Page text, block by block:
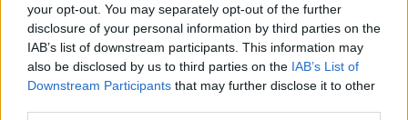
your opt-out. You may separately opt-out of the further
disclosure of your personal information by third parties on the
IAB’s list of downstream participants. This information may
also be disclosed by us to third parties on the IAB’s List of
Downstream Participants that may further disclose it to other
Családbarát munkahelyek nőknek és
férfiaknak – a valóság felülírja a
vonzó PR szöveget